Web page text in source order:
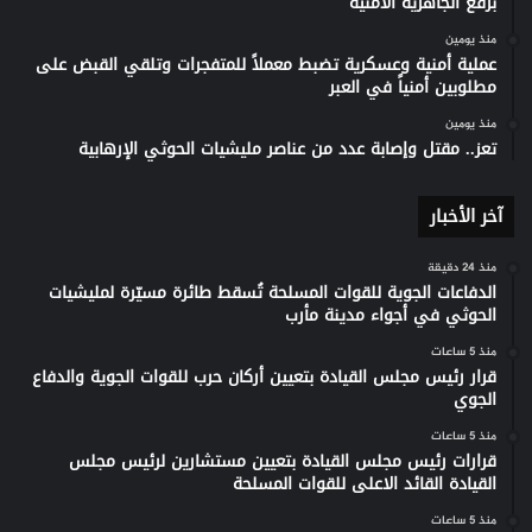
منذ يومين
عملية أمنية وعسكرية تضبط معملاً للمتفجرات وتلقي القبض على
مطلوبين أمنياً في العبر
منذ يومين
تعز.. مقتل وإصابة عدد من عناصر مليشيات الحوثي الإرهابية
آخر الأخبار
منذ 24 دقيقة
الدفاعات الجوية للقوات المسلحة تُسقط طائرة مسيّرة لمليشيات
الحوثي في أجواء مدينة مأرب
منذ 5 ساعات
قرار رئيس مجلس القيادة بتعيين أركان حرب للقوات الجوية والدفاع
الجوي
منذ 5 ساعات
قرارات رئيس مجلس القيادة بتعيين مستشارين لرئيس مجلس
القيادة القائد الاعلى للقوات المسلحة
منذ 5 ساعات